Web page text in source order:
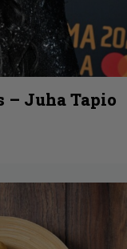
Juha Tapio